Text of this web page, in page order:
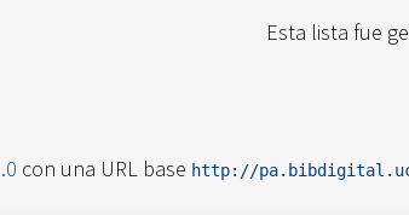
Esta lista fue
con una URL base http://